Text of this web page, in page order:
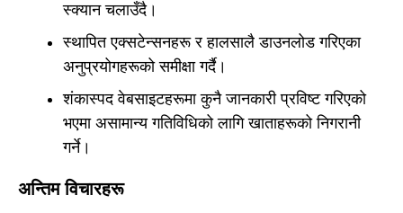
स्क्यान चलाउँदै।
स्थापित एक्सटेन्सनहरू र हालसालै डाउनलोड गरिएका
अनुप्रयोगहरूको समीक्षा गर्दै।
शंकास्पद वेबसाइटहरूमा कुनै जानकारी प्रविष्ट गरिएको
भएमा असामान्य गतिविधिको लागि खाताहरूको निगरानी
गर्ने।
अन्तिम विचारहरू